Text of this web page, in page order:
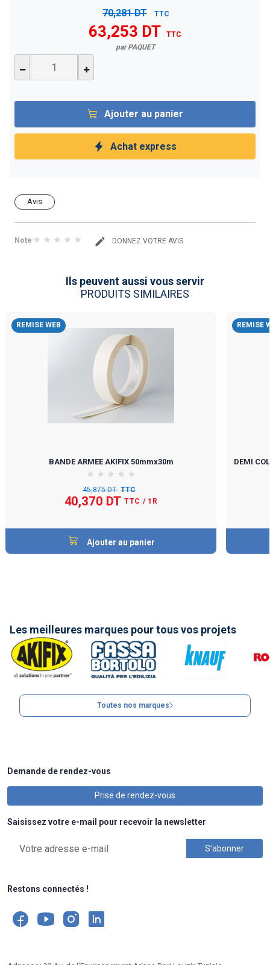
70,281 DT TTC
63,253 DT
TTC
par PAQUET
Ajouter au panier
Achat express
Avis
Note DONNEZ VOTRE AVIS
Ils peuvent aussi vous servir
PRODUITS SIMILAIRES
REMISE WEB
BANDE ARMEE AKIFIX 50mmx30m
45,875 DT TTC
40,370 DT TTC / 1R
Ajouter au panier
REMISE
DEMI
Les meilleures marques pour tous vos projets
Toutes nos marques
Demande de rendez-vous
Prise de rendez-vous
Saisissez votre e-mail pour recevoir la newsletter
Restons connectés !